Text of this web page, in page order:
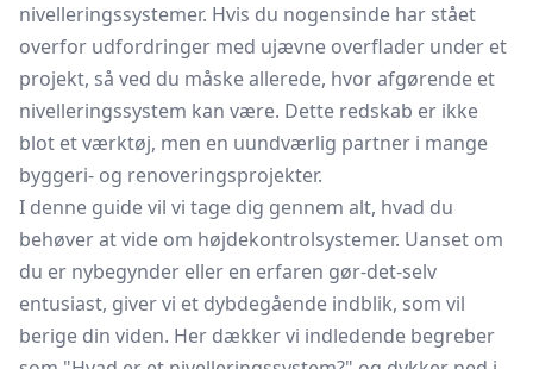
nivelleringssystemer. Hvis du nogensinde har stået
overfor udfordringer med ujævne overflader under et
projekt, så ved du måske allerede, hvor afgørende et
nivelleringssystem kan være. Dette redskab er ikke
blot et værktøj, men en uundværlig partner i mange
byggeri- og renoveringsprojekter.
I denne guide vil vi tage dig gennem alt, hvad du
behøver at vide om højdekontrolsystemer. Uanset om
du er nybegynder eller en erfaren gør-det-selv
entusiast, giver vi et dybdegående indblik, som vil
berige din viden. Her dækker vi indledende begreber